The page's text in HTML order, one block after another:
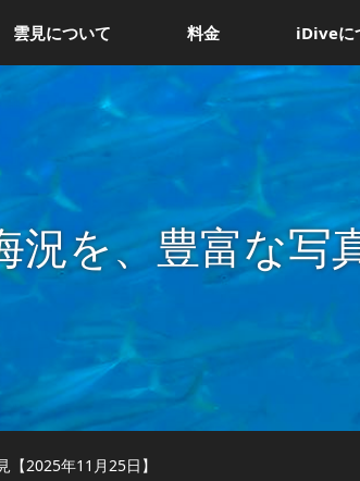
雲見について 料金 iDiveに
況を、豊富な写
【2025年11月25日】